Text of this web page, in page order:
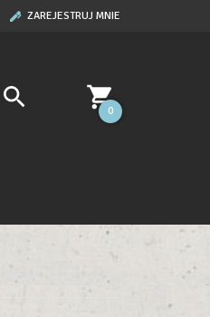
ZAREJESTRUJ MNIE
0